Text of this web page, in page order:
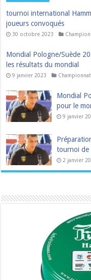
tournoi international
joueurs convoqués
30 octobre 2023
Mondial Pologne/Suède
les résultats du mondial
9 janvier 2023
Mondial
pour le
9 janvier
tournoi de
2 janvier